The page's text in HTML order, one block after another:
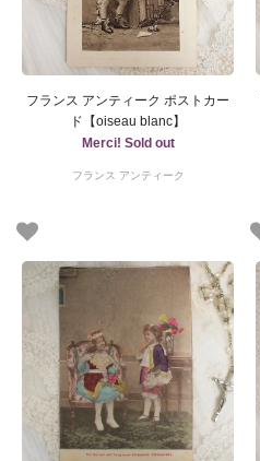
フランス アンティーク ポストカー
ド【oiseau blanc】
Merci! Sold out
フランス アンティーク